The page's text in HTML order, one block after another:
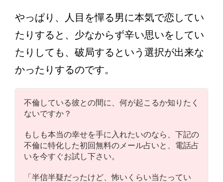
やっぱり、人目を憚る男に本気で恋してい
たりすると、少なからず辛い思いをしてい
たりしても、破局するという選択が出来な
かったりするのです。
不倫している彼との間に、何が起こるか知りたく
ないですか？
もしも本当の幸せを手に入れたいのなら、下記の
不倫に特化した初回無料のメール占いと、電話占
いを今すぐお試し下さい。
「半信半疑だったけど、怖いくらい当たってい